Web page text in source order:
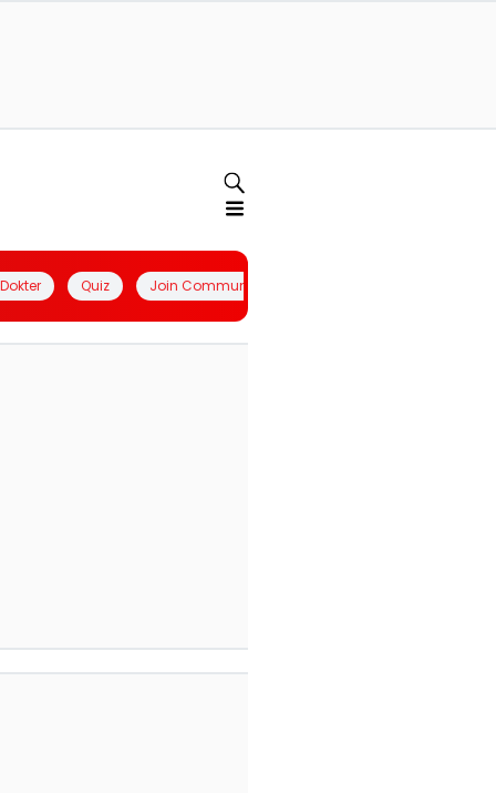
Quiz Join Community